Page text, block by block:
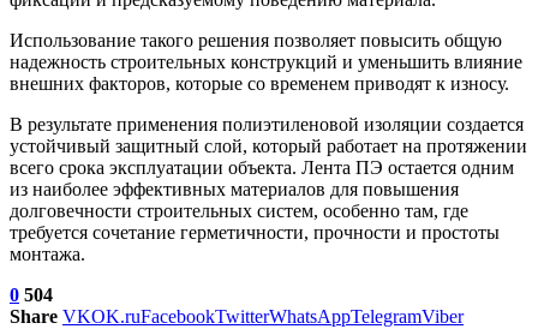
Использование такого решения позволяет повысить общую
надежность строительных конструкций и уменьшить влияние
внешних факторов, которые со временем приводят к износу.
В результате применения полиэтиленовой изоляции создается
устойчивый защитный слой, который работает на протяжении
всего срока эксплуатации объекта. Лента ПЭ остается одним
из наиболее эффективных материалов для повышения
долговечности строительных систем, особенно там, где
требуется сочетание герметичности, прочности и простоты
монтажа.
0 504
Share VKOK.ruFacebookTwitterWhatsAppTelegramViber